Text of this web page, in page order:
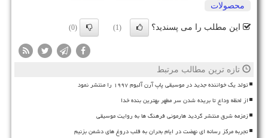
محصولات
این مطلب را می پسندید؟ (1)
(0)
تازه ترین مطالب مرتبط
تولد یک خواننده جدید در موسیقی پاپ آرن آلبوم ۱۹۹۷ را منتشر نمود
از لحظه وداع تا بریده شدن سر مطهر بهترین بنده خدا
زمزمه شرق منتشر گردید هارمونی فرهنگ ها به روایت موسیقی
تجربه مرکز رسانه ای نهضت در ایام بحران به قلب دروغ های دشمن بزنیم